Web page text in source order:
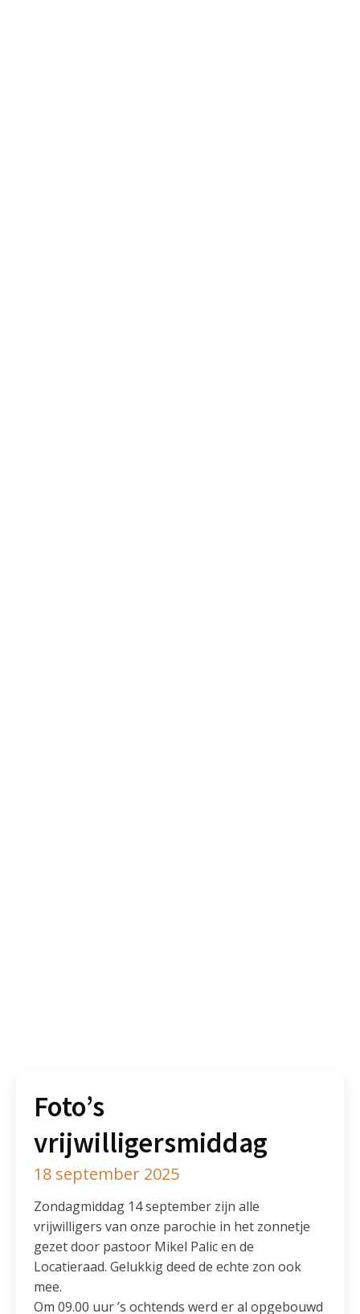
Foto’s
vrijwilligersmiddag
18 september 2025
Zondagmiddag 14 september zijn alle
vrijwilligers van onze parochie in het zonnetje
gezet door pastoor Mikel Palic en de
Locatieraad. Gelukkig deed de echte zon ook
mee.
Om 09.00 uur ’s ochtends werd er al opgebouwd